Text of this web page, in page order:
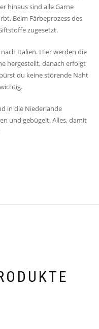
hinaus sind alle Garne
Beim Färbeprozess des
zugesetzt.
Italien. Hier werden die
hergestellt, danach erfolgt
du keine störende Naht
in die Niederlande
und gebügelt. Alles, damit